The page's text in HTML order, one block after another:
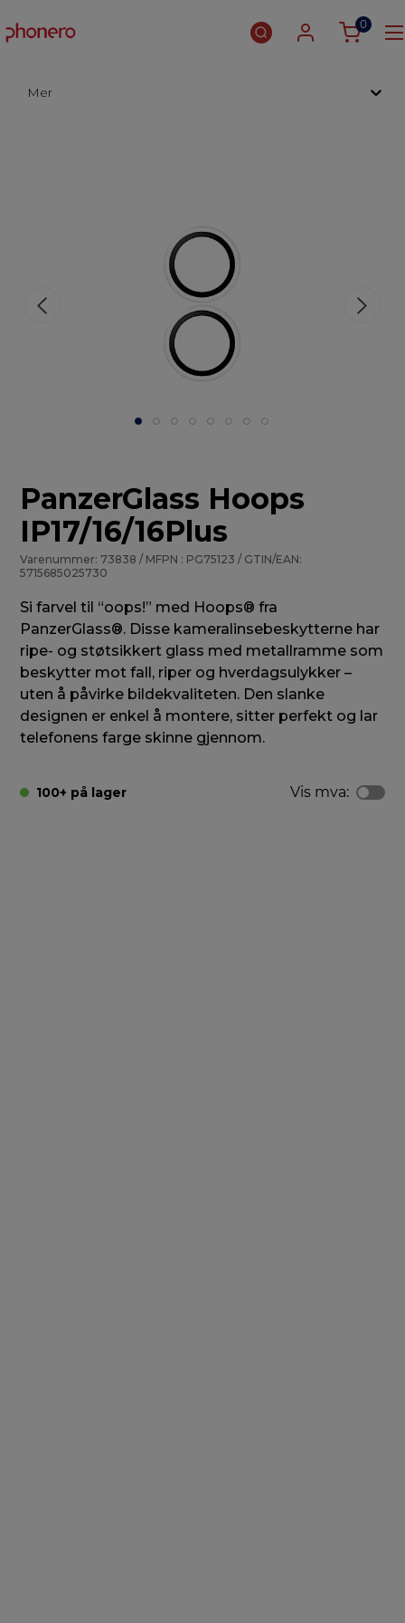
0
Mer
PanzerGlass Hoops
IP17/16/16Plus
Varenummer: 73838 / MFPN : PG75123 / GTIN/EAN:
5715685025730
Si farvel til “oops!” med Hoops® fra
PanzerGlass®. Disse kameralinsebeskytterne har
ripe- og støtsikkert glass med metallramme som
beskytter mot fall, riper og hverdagsulykker –
uten å påvirke bildekvaliteten. Den slanke
designen er enkel å montere, sitter perfekt og lar
telefonens farge skinne gjennom.
100+ på lager Vis mva: